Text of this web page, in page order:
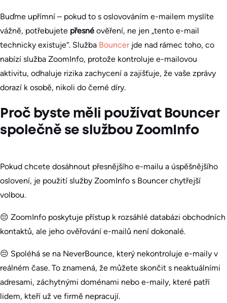
Buďme upřímní – pokud to s oslovováním e-mailem myslíte
vážně, potřebujete přesné ověření, ne jen „tento e-mail
technicky existuje“. Služba Bouncerjde nad rámec toho, co
nabízí služba ZoomInfo, protože kontroluje e-mailovou
aktivitu, odhaluje rizika zachycení a zajišťuje, že vaše zprávy
dorazí k osobě, nikoli do černé díry.
Proč byste měli používat Bouncer
společně se službou ZoomInfo
Pokud chcete dosáhnout přesnějšího e-mailu a úspěšnějšího
oslovení, je použití služby ZoomInfo s Bouncer chytřejší
volbou.
😔 ZoomInfo poskytuje přístup k rozsáhlé databázi obchodních
kontaktů, ale jeho ověřování e-mailů není dokonalé.
😔 Spoléhá se na NeverBounce, který nekontroluje e-maily v
reálném čase. To znamená, že můžete skončit s neaktuálními
adresami, záchytnými doménami nebo e-maily, které patří
lidem, kteří už ve firmě nepracují.